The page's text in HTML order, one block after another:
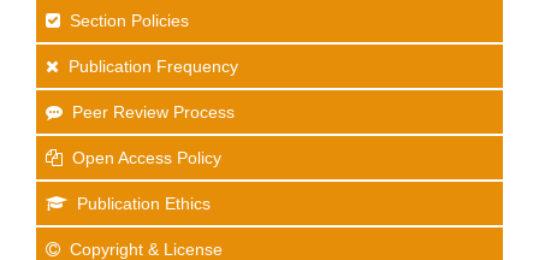
Section Policies
Publication Frequency
Peer Review Process
Open Access Policy
Publication Ethics
Copyright & License